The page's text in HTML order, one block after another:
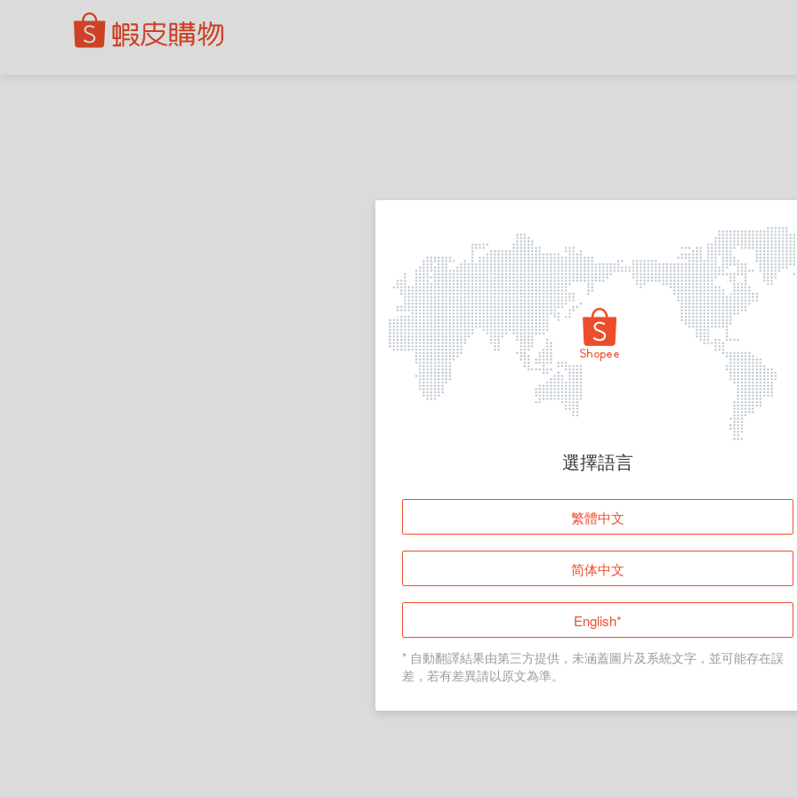
頁面無法顯示
登入
返回首頁
選擇語言
繁體中文
简体中文
English*
* 自動翻譯結果由第三方提供，未涵蓋圖片及系統文字，並可能存在誤
差，若有差異請以原文為準。